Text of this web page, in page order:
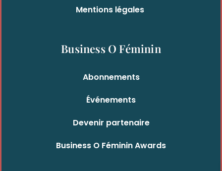
Mentions légales
Business O Féminin
Abonnements
Événements
Devenir partenaire
Business O Féminin Awards